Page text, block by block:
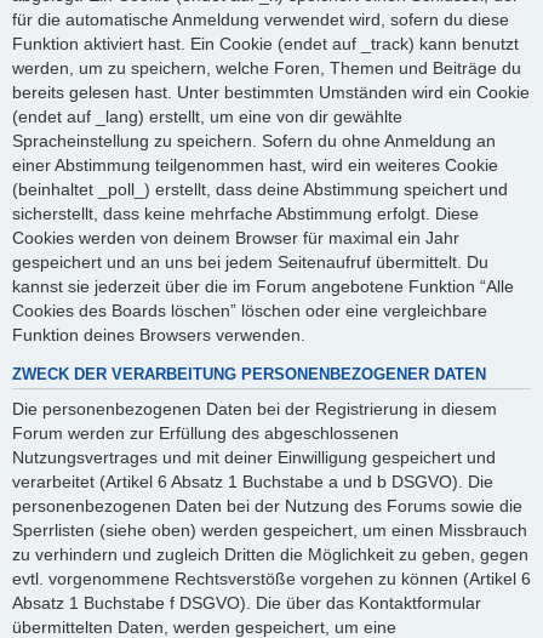
für die automatische Anmeldung verwendet wird, sofern du diese
Funktion aktiviert hast. Ein Cookie (endet auf _track) kann benutzt
werden, um zu speichern, welche Foren, Themen und Beiträge du
bereits gelesen hast. Unter bestimmten Umständen wird ein Cookie
(endet auf _lang) erstellt, um eine von dir gewählte
Spracheinstellung zu speichern. Sofern du ohne Anmeldung an
einer Abstimmung teilgenommen hast, wird ein weiteres Cookie
(beinhaltet _poll_) erstellt, dass deine Abstimmung speichert und
sicherstellt, dass keine mehrfache Abstimmung erfolgt. Diese
Cookies werden von deinem Browser für maximal ein Jahr
gespeichert und an uns bei jedem Seitenaufruf übermittelt. Du
kannst sie jederzeit über die im Forum angebotene Funktion “Alle
Cookies des Boards löschen” löschen oder eine vergleichbare
Funktion deines Browsers verwenden.
ZWECK DER VERARBEITUNG PERSONENBEZOGENER DATEN
Die personenbezogenen Daten bei der Registrierung in diesem
Forum werden zur Erfüllung des abgeschlossenen
Nutzungsvertrages und mit deiner Einwilligung gespeichert und
verarbeitet (Artikel 6 Absatz 1 Buchstabe a und b DSGVO). Die
personenbezogenen Daten bei der Nutzung des Forums sowie die
Sperrlisten (siehe oben) werden gespeichert, um einen Missbrauch
zu verhindern und zugleich Dritten die Möglichkeit zu geben, gegen
evtl. vorgenommene Rechtsverstöße vorgehen zu können (Artikel 6
Absatz 1 Buchstabe f DSGVO). Die über das Kontaktformular
übermittelten Daten, werden gespeichert, um eine